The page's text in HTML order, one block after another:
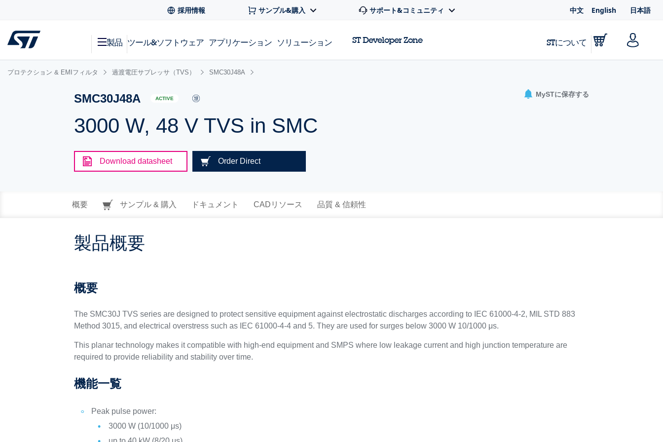
採用情報 サンプル&購入 サポート&コミュニティ 中文 English 日本語
製品 ツール&ソフトウェア アプリケーション ソリューション ST Developer Zone STについて
プロテクション & EMIフィルタ 過渡電圧サプレッサ（TVS） SMC30J48A
SMC30J48A ACTIVE
3000 W, 48 V TVS in SMC
MySTに保存する
Download datasheet Order Direct
概要 サンプル & 購入 ドキュメント CADリソース 品質 & 信頼性
製品概要
概要
The SMC30J TVS series are designed to protect sensitive equipment against electrostatic discharges according to IEC 61000-4-2, MIL STD 883
Method 3015, and electrical overstress such as IEC 61000-4-4 and 5. They are used for surges below 3000 W 10/1000 μs.
This planar technology makes it compatible with high-end equipment and SMPS where low leakage current and high junction temperature are
required to provide reliability and stability over time.
機能一覧
Peak pulse power:
3000 W (10/1000 μs)